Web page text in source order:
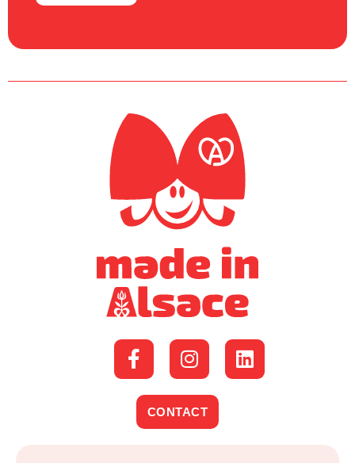
CONTACT